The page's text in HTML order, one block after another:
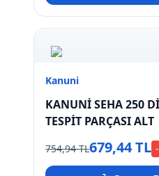
Kanuni
KANUNİ SEHA 250
TESPİT PARÇASI ALT
754,94 TL679,44 TL